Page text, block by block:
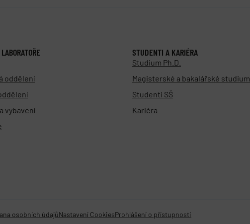
oddělení
vybavení
STUDENTI A KARIÉRA
Studium Ph.D.
Magisterské a bakalářské studium
Studenti SŠ
Kariéra
osobních údajůNastavení CookiesProhlášení o přístupnosti